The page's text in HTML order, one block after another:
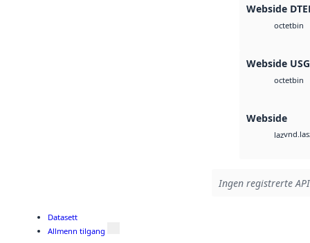
Webside
octetbin
Webside
octetbin
Webside
laz
Ingen registrerte
Datasett
Allmenn tilgang